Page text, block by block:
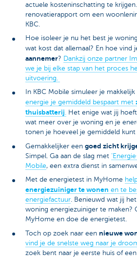
actuele kosteninschatting te
renovatierapport om een
KBC.
Hoe isoleer je nu het best je
wat kost dat allemaal? En hoe vind
aannemer? Dankzij onze partner
we je bij elke stap van het proces
uitvoering.
In KBC Mobile simuleer je makkelijk
energie je gemiddeld bespaart met
thuisbatterij
Het enige wat jij
wat meer over je woning en je
tonen je hoeveel je gemiddeld kunt
Gemakkelijker een goed zicht
Simpel. Ga aan de slag met
Mobile, een extra dienst in
Met de energietest in MyHome
energiezuiniger te wonen en te
energiefactuur . Benieuwd wat jij
woning energiezuiniger te maken?
MyHome en doe de energietest.
Toch op zoek naar een nieuwe
vind je de snelste weg naar je
zoek bent naar je eerste huis of